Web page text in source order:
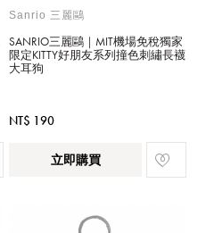
Sanrio 三麗鷗
SANRIO三麗鷗｜MIT機場免稅獨家
限定KITTY好朋友系列撞色刺繡長襪
大耳狗
NT$ 190
立即購買